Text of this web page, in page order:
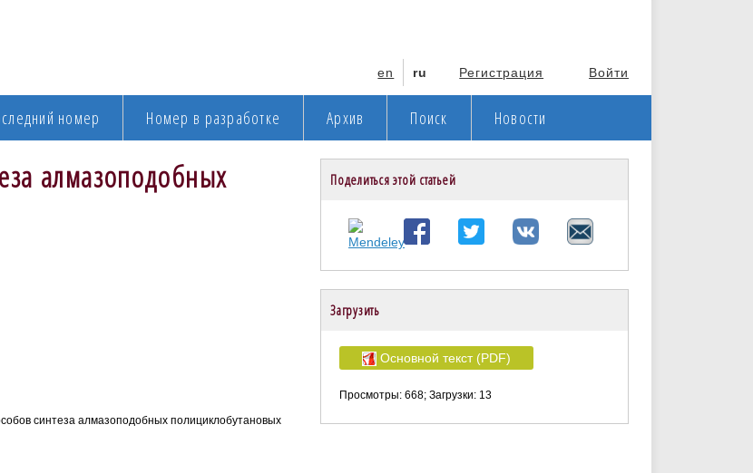
Регистрация Войти
en ru
номер Номер в разработке Архив Поиск Новости
алмазоподобных
синтеза алмазоподобных полициклобутановых
Поделиться этой статьей
Загрузить
Основной текст (PDF)
Просмотры: 668; Загрузки: 13